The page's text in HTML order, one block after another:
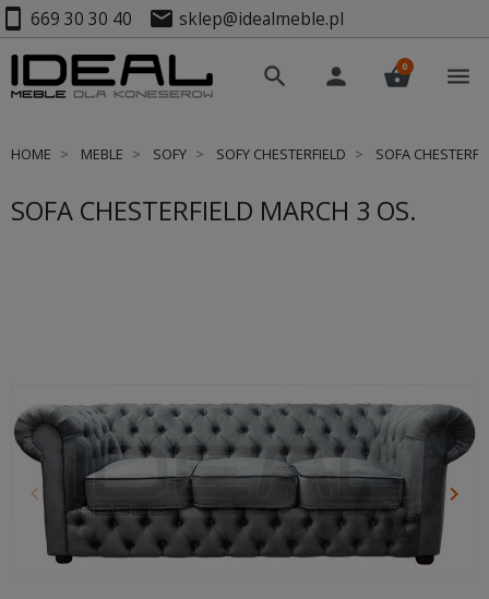
smartphone 669 30 30 40 mail sklep@idealmeble.pl
search person shopping_basket
0 menu
HOME MEBLE SOFY SOFY CHESTERFIELD SOFA
SOFA CHESTERFIELD MARCH 3 OS.
Poprzedni
keyboard_arrow_left keyboard_arrow_right